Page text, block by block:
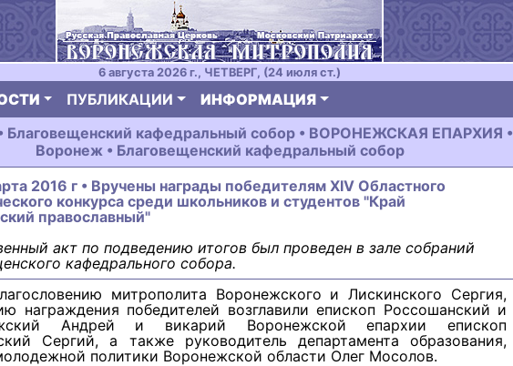
6 августа 2026 г., ЧЕТВЕРГ, (24 июля ст.)
ПУБЛИКАЦИИ ИНФОРМАЦИЯ
Благовещенский кафедральный собор • ВОРОНЕЖСКАЯ ЕПАРХИЯ •
Воронеж • Благовещенский кафедральный собор
2016 г • Вручены награды победителям XIV Областного
конкурса среди школьников и студентов "Край
православный"
акт по подведению итогов был проведен в зале собраний
кафедрального собора.
митрополита Воронежского и Лискинского Сергия,
награждения победителей возглавили епископ Россошанский и
Андрей и викарий Воронежской епархии епископ
Сергий, а также руководитель департамента образования,
политики Воронежской области Олег Мосолов.